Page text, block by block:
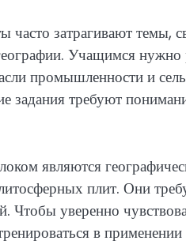
часто затрагивают темы,
Учащимся
промышленности и
задания требуют
являются
плит. Они
Чтобы уверенно
в